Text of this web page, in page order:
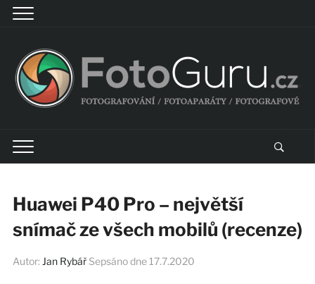
Huawei P40 Pro – největší
snímač ze všech mobilů (recenze)
Autor: Jan Rybář Sepsáno dne 17.7.2020